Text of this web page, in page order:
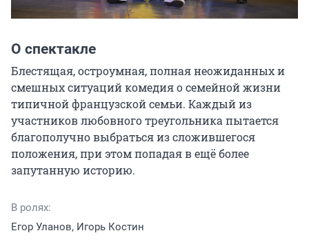
О спектакле
Блестящая, остроумная, полная неожиданных и
смешных ситуаций комедия о семейной жизни
типичной французской семьи. Каждый из
участников любовного треугольника пытается
благополучно выбраться из сложившегося
положения, при этом попадая в ещё более
запутанную историю.
В ролях:
Егор Уланов, Игорь Костин